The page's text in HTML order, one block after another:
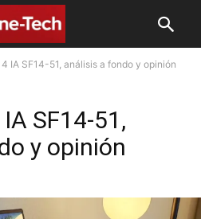
IA SF14-51, análisis a fondo y opinión
SF14-51,
y opinión